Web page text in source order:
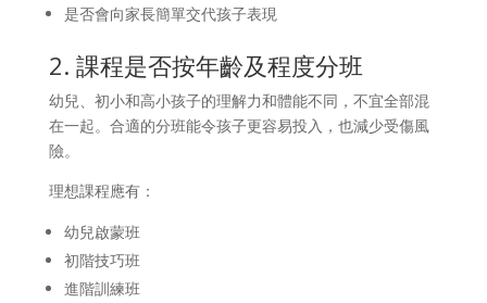
是否會向家長簡單交代孩子表現
2. 課程是否按年齡及程度分班
幼兒、初小和高小孩子的理解力和體能不同，不宜全部混
在一起。合適的分班能令孩子更容易投入，也減少受傷風
險。
理想課程應有：
幼兒啟蒙班
初階技巧班
進階訓練班